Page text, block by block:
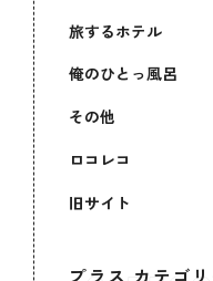
旅するホテル
俺のひとっ風呂
その他
ロコレコ
旧サイト